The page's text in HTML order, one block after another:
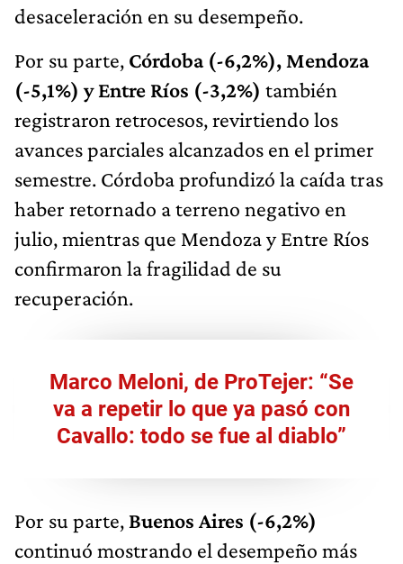
desaceleración en su desempeño.
Por su parte, Córdoba (-6,2%), Mendoza
(-5,1%) y Entre Ríos (-3,2%) también
registraron retrocesos, revirtiendo los
avances parciales alcanzados en el primer
semestre. Córdoba profundizó la caída tras
haber retornado a terreno negativo en
julio, mientras que Mendoza y Entre Ríos
confirmaron la fragilidad de su
recuperación.
Marco Meloni, de ProTejer: “Se
va a repetir lo que ya pasó con
Cavallo: todo se fue al diablo”
Por su parte, Buenos Aires (-6,2%)
continuó mostrando el desempeño más